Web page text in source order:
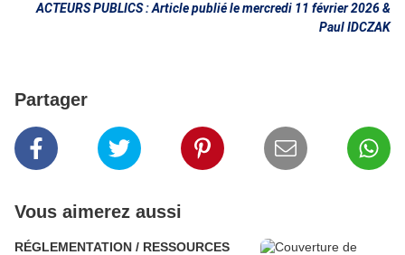
ACTEURS PUBLICS : Article publié le mercredi 11 février 2026 &
Paul IDCZAK
Partager
Vous aimerez aussi
RÉGLEMENTATION / RESSOURCES